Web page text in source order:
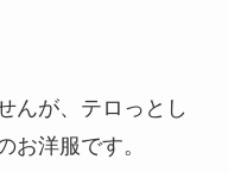
んが、テロっとし
お洋服です。